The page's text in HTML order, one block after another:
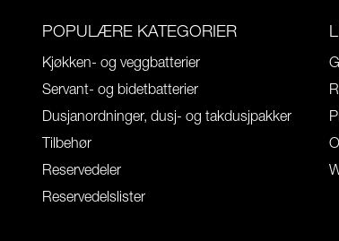
POPULÆRE KATEGORIER
Kjøkken- og veggbatterier
Servant- og bidetbatterier
Dusjanordninger, dusj- og takdusjpakker
Tilbehør
Reservedeler
Reservedelslister